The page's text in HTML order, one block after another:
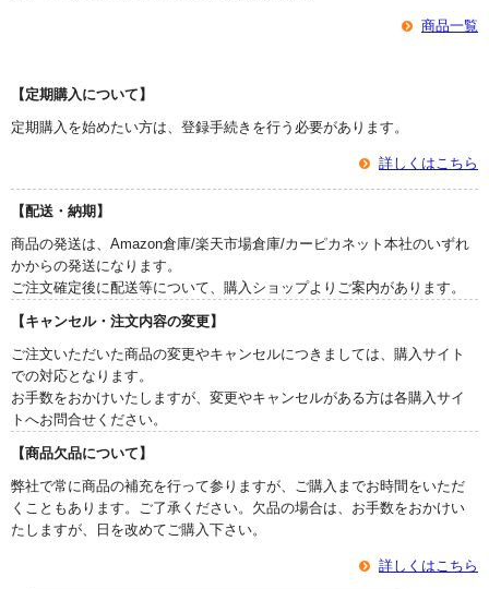
商品一覧
【定期購入について】
定期購入を始めたい方は、登録手続きを行う必要があります。
詳しくはこちら
【配送・納期】
商品の発送は、Amazon倉庫/楽天市場倉庫/カーピカネット本社のいずれ
かからの発送になります。
ご注文確定後に配送等について、購入ショップよりご案内があります。
【キャンセル・注文内容の変更】
ご注文いただいた商品の変更やキャンセルにつきましては、購入サイト
での対応となります。
お手数をおかけいたしますが、変更やキャンセルがある方は各購入サイ
トへお問合せください。
【商品欠品について】
弊社で常に商品の補充を行って参りますが、ご購入までお時間をいただ
くこともあります。ご了承ください。欠品の場合は、お手数をおかけい
たしますが、日を改めてご購入下さい。
詳しくはこちら